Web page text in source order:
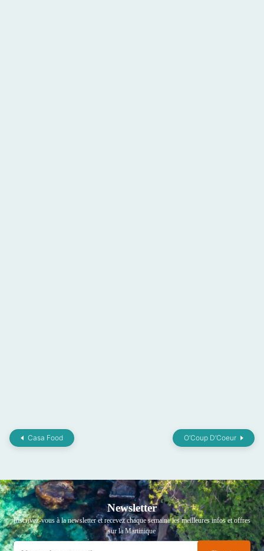
Casa Food O’Coup D’Coeur
Newsletter
Inscrivez-vous à la newsletter et recevez chaque semaine les meilleures infos et offres
sur la Martinique